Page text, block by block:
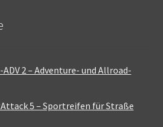
2 – Adventure- und Allroad-
5 – Sportreifen für Straße